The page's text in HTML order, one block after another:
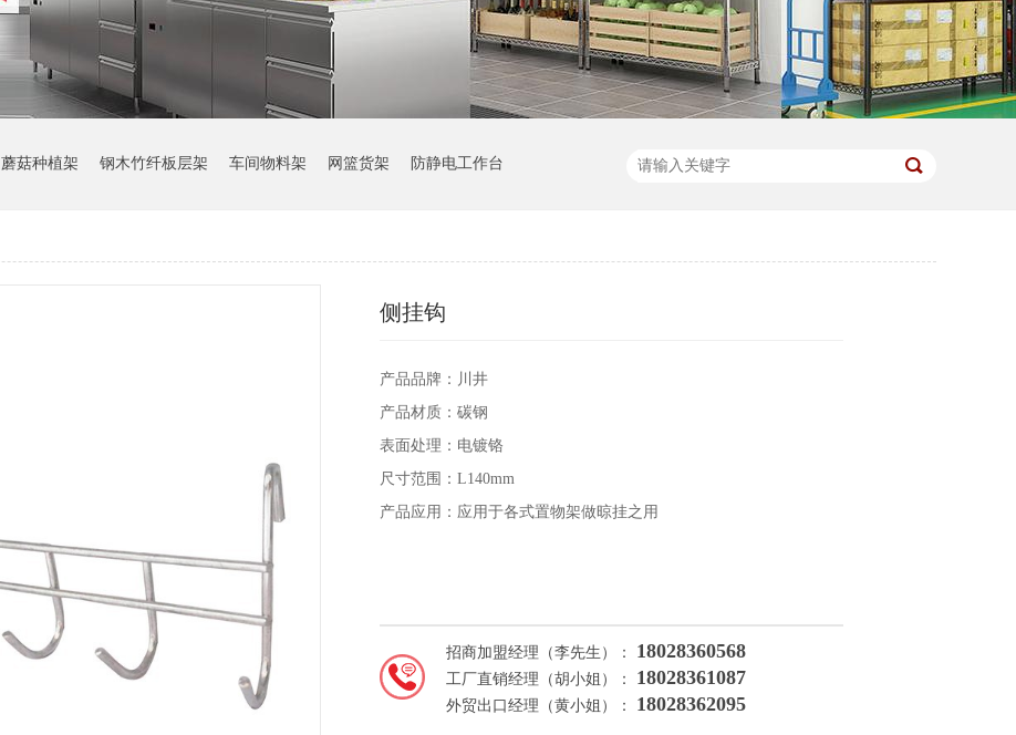
蘑菇种植架 钢木竹纤板层架 车间物料架 网篮货架 防静电工作台
侧挂钩
产品品牌：川井
产品材质：碳钢
表面处理：电镀铬
尺寸范围：L140mm
产品应用：应用于各式置物架做晾挂之用
招商加盟经理（李先生）： 18028360568
工厂直销经理（胡小姐）： 18028361087
外贸出口经理（黄小姐）： 18028362095